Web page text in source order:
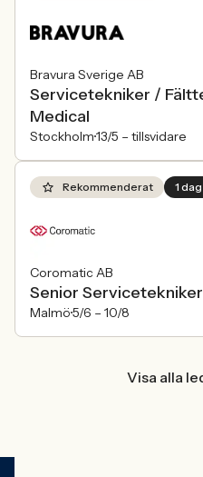
Bravura Sverige AB
Servicetekniker /
Medical
Stockholm13/5 – tillsvidare
Rekommenderat 1
Coromatic AB
Senior
Malmö5/6 – 10/8
Visa alla